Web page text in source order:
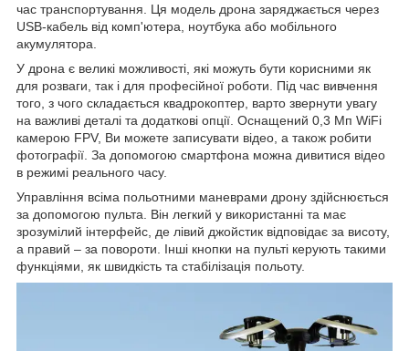
час транспортування. Ця модель дрона заряджається через
USB-кабель від комп'ютера, ноутбука або мобільного
акумулятора.
У дрона є великі можливості, які можуть бути корисними як
для розваги, так і для професійної роботи. Під час вивчення
того, з чого складається квадрокоптер, варто звернути увагу
на важливі деталі та додаткові опції. Оснащений 0,3 Мп WiFi
камерою FPV, Ви можете записувати відео, а також робити
фотографії. За допомогою смартфона можна дивитися відео
в режимі реального часу.
Управління всіма польотними маневрами дрону здійснюється
за допомогою пульта. Він легкий у використанні та має
зрозумілий інтерфейс, де лівий джойстик відповідає за висоту,
а правий – за повороти. Інші кнопки на пульті керують такими
функціями, як швидкість та стабілізація польоту.